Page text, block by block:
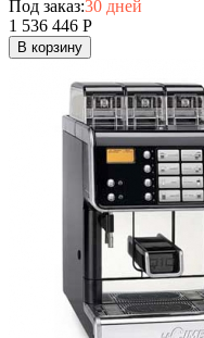
Под заказ:30 дней
1 536 446 Р
В корзину